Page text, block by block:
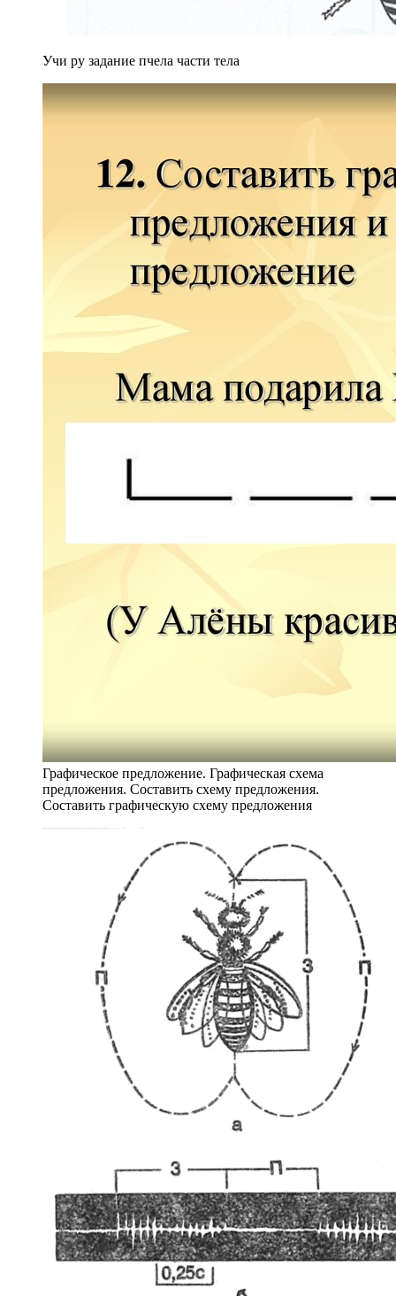
Учи ру задание пчела части тела
Графическое предложение. Графическая схема
предложения. Составить схему предложения.
Составить графическую схему предложения